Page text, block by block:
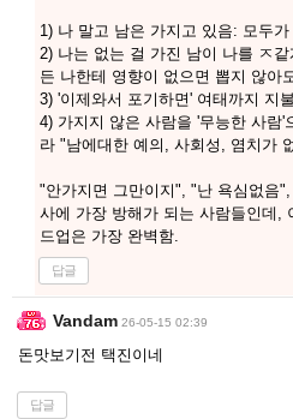
1) 나 말고 남은 가지고 있음: 모두
2) 나는 없는 걸 가진 남이 나를 ㅈ
든 나한테 영향이 없으면 뽑지 않아
3) '이제와서 포기하면' 여태까지 지
4) 가지지 않은 사람을 '무능한 사람'
라 "남에대한 예의, 사회성, 염치가
"안가지면 그만이지", "난 욕심없음
사에 가장 방해가 되는 사람들인데,
드업은 가장 완벽함.
답글
Vandam 26-05-15 02:39
돈맛보기전 택진이네
답글